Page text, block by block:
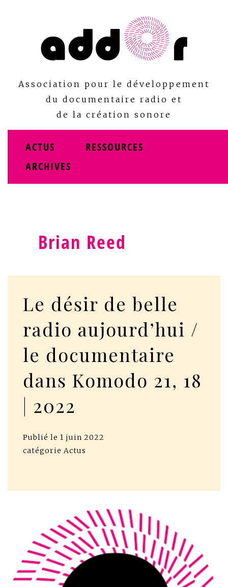
Association pour le développement
du documentaire radio et
de la création sonore
ACTUS
RESSOURCES
ARCHIVES
Brian Reed
Le désir de belle
radio aujourd’hui /
le documentaire
dans Komodo 21, 18
| 2022
Publié le 1 juin 2022
catégorie Actus